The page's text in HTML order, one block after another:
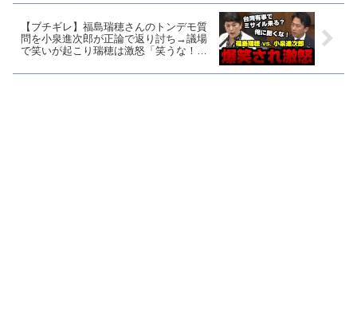
【ブチギレ】福島瑞穂さんのトンデモ質
問を小泉進次郎が正論で返り討ち→議場
で笑いが起こり瑞穂は激怒「笑うな！」